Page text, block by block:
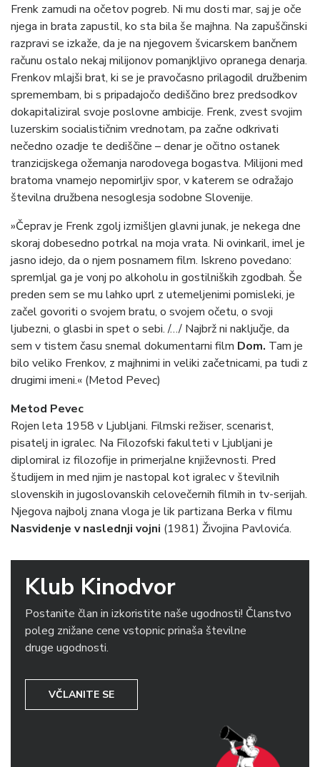
Frenk zamudi na očetov pogreb. Ni mu dosti mar, saj je oče
njega in brata zapustil, ko sta bila še majhna. Na zapuščinski
razpravi se izkaže, da je na njegovem švicarskem bančnem
računu ostalo nekaj milijonov pomanjkljivo opranega denarja.
Frenkov mlajši brat, ki se je pravočasno prilagodil družbenim
spremembam, bi s pripadajočo dediščino brez predsodkov
dokapitaliziral svoje poslovne ambicije. Frenk, zvest svojim
luzerskim socialističnim vrednotam, pa začne odkrivati
nečedno ozadje te dediščine – denar je očitno ostanek
tranzicijskega ožemanja narodovega bogastva. Milijoni med
bratoma vnamejo nepomirljiv spor, v katerem se odražajo
številna družbena nesoglesja sodobne Slovenije.
»Čeprav je Frenk zgolj izmišljen glavni junak, je nekega dne
skoraj dobesedno potrkal na moja vrata. Ni ovinkaril, imel je
jasno idejo, da o njem posnamem film. Iskreno povedano:
spremljal ga je vonj po alkoholu in gostilniških zgodbah. Še
preden sem se mu lahko uprl z utemeljenimi pomisleki, je
začel govoriti o svojem bratu, o svojem očetu, o svoji
ljubezni, o glasbi in spet o sebi. /…/ Najbrž ni naključje, da
sem v tistem času snemal dokumentarni film Dom. Tam je
bilo veliko Frenkov, z majhnimi in veliki začetnicami, pa tudi z
drugimi imeni.« (Metod Pevec)
Metod Pevec
Rojen leta 1958 v Ljubljani. Filmski režiser, scenarist,
pisatelj in igralec. Na Filozofski fakulteti v Ljubljani je
diplomiral iz filozofije in primerjalne književnosti. Pred
študijem in med njim je nastopal kot igralec v številnih
slovenskih in jugoslovanskih celovečernih filmih in tv-serijah.
Njegova najbolj znana vloga je lik partizana Berka v filmu
Nasvidenje v naslednji vojni (1981) Živojina Pavlovića.
Klub Kinodvor
Postanite član in izkoristite naše ugodnosti! Članstvo
poleg znižane cene vstopnic prinaša številne
druge ugodnosti.
VČLANITE SE